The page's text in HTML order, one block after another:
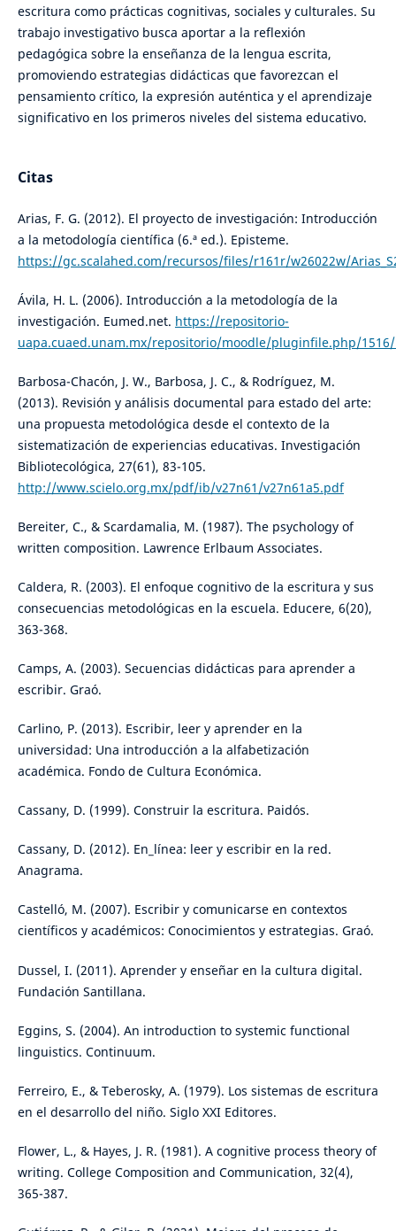
escritura como prácticas cognitivas, sociales y culturales. Su
trabajo investigativo busca aportar a la reflexión
pedagógica sobre la enseñanza de la lengua escrita,
promoviendo estrategias didácticas que favorezcan el
pensamiento crítico, la expresión auténtica y el aprendizaje
significativo en los primeros niveles del sistema educativo.
Citas
Arias, F. G. (2012). El proyecto de investigación: Introducción
a la metodología científica (6.ª ed.). Episteme.
https://gc.scalahed.com/recursos/files/r161r/w26022w/
Ávila, H. L. (2006). Introducción a la metodología de la
investigación. Eumed.net. https://repositorio-
uapa.cuaed.unam.mx/repositorio/moodle/pluginfile.php/
Barbosa-Chacón, J. W., Barbosa, J. C., & Rodríguez, M.
(2013). Revisión y análisis documental para estado del arte:
una propuesta metodológica desde el contexto de la
sistematización de experiencias educativas. Investigación
Bibliotecológica, 27(61), 83-105.
http://www.scielo.org.mx/pdf/ib/v27n61/v27n61a5.pdf
Bereiter, C., & Scardamalia, M. (1987). The psychology of
written composition. Lawrence Erlbaum Associates.
Caldera, R. (2003). El enfoque cognitivo de la escritura y sus
consecuencias metodológicas en la escuela. Educere, 6(20),
363-368.
Camps, A. (2003). Secuencias didácticas para aprender a
escribir. Graó.
Carlino, P. (2013). Escribir, leer y aprender en la
universidad: Una introducción a la alfabetización
académica. Fondo de Cultura Económica.
Cassany, D. (1999). Construir la escritura. Paidós.
Cassany, D. (2012). En_línea: leer y escribir en la red.
Anagrama.
Castelló, M. (2007). Escribir y comunicarse en contextos
científicos y académicos: Conocimientos y estrategias. Graó.
Dussel, I. (2011). Aprender y enseñar en la cultura digital.
Fundación Santillana.
Eggins, S. (2004). An introduction to systemic functional
linguistics. Continuum.
Ferreiro, E., & Teberosky, A. (1979). Los sistemas de escritura
en el desarrollo del niño. Siglo XXI Editores.
Flower, L., & Hayes, J. R. (1981). A cognitive process theory of
writing. College Composition and Communication, 32(4),
365-387.